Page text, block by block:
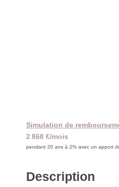
Simulation de
2 868 €/mois
pendant 20 ans à 2% avec un apport
Description